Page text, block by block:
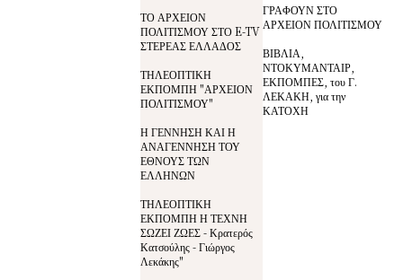
ΤΟ ΑΡΧΕΙΟΝ
ΠΟΛΙΤΙΣΜΟΥ ΣΤΟ E-TV
ΣΤΕΡΕΑΣ ΕΛΛΑΔΟΣ
ΤΗΛΕΟΠΤΙΚΗ
ΕΚΠΟΜΠΗ "ΑΡΧΕΙΟΝ
ΠΟΛΙΤΙΣΜΟΥ"
Η ΓΕΝΝΗΣΗ ΚΑΙ Η
ΑΝΑΓΕΝΝΗΣΗ ΤΟΥ
ΕΘΝΟΥΣ ΤΩΝ
ΕΛΛΗΝΩΝ
ΤΗΛΕΟΠΤΙΚΗ
ΕΚΠΟΜΠΗ Η ΤΕΧΝΗ
ΣΩΖΕΙ ΖΩΕΣ - Κρατερός
Κατσούλης - Γιώργος
Λεκάκης"
ΓΡΑΦΟΥΝ ΣΤΟ
ΑΡΧΕΙΟΝ ΠΟΛΙΤΙΣΜΟΥ
ΒΙΒΛΙΑ,
ΝΤΟΚΥΜΑΝΤΑΙΡ,
ΕΚΠΟΜΠΕΣ, του Γ.
ΛΕΚΑΚΗ, για την
ΚΑΤΟΧΗ